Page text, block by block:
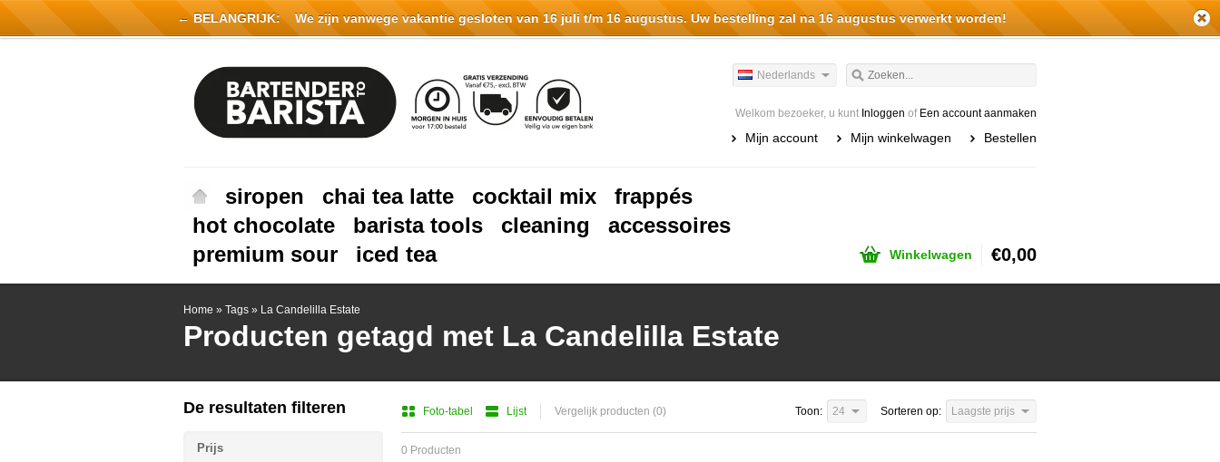
Nederlands
Welkom bezoeker, u kunt Inloggen of Een account aanmaken
Mijn account Mijn winkelwagen Bestellen
siropen chai tea latte cocktail mix
frappés
hot chocolate
barista tools cleaning
accessoires
premium sour
iced tea Winkelwagen €0,00
Home » Tags » La Candelilla Estate
Producten getagd met La Candelilla Estate
Foto-tabel Lijst Vergelijk producten (0) Sorteren op: Laagste prijs
Toon: 24
0 Producten
De resultaten filteren
Prijs
← BELANGRIJK:We zijn vanwege vakantie gesloten van 16 juli t/m 16 augustus. Uw bestelling zal na 16 augustus verwerkt worden!